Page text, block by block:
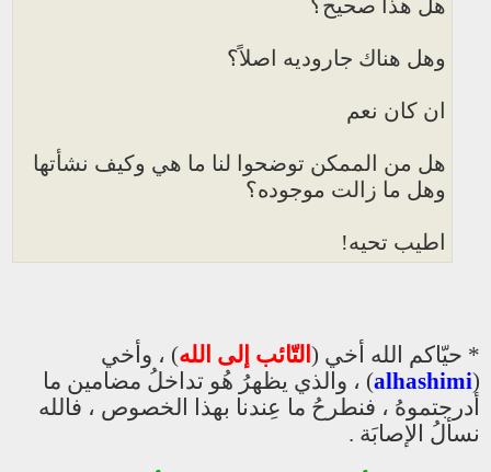
هل هذا صحيح؟
وهل هناك جاروديه اصلاً؟
ان كان نعم
هل من الممكن توضحوا لنا ما هي وكيف نشأتها
وهل ما زالت موجوده؟
اطيب تحيه!
* حيّاكم الله أخي ( التّائب إلى الله) ، وأخي
(
alhashimi) ، والذي يظهرُ هُو تداخلُ مضامين ما
أدرجتموهُ ، فنطرحُ ما عِندنا بهذا الخصوص ، فالله
نسألُ الإصابَة .